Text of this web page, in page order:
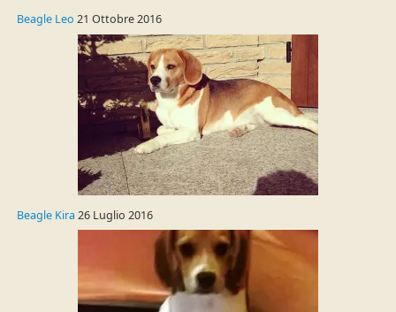
Beagle Leo 21 Ottobre 2016
Beagle Kira 26 Luglio 2016